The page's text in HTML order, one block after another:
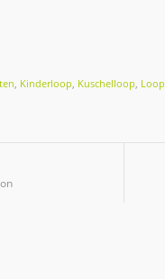
Kinderloop Kuschelloop Loop